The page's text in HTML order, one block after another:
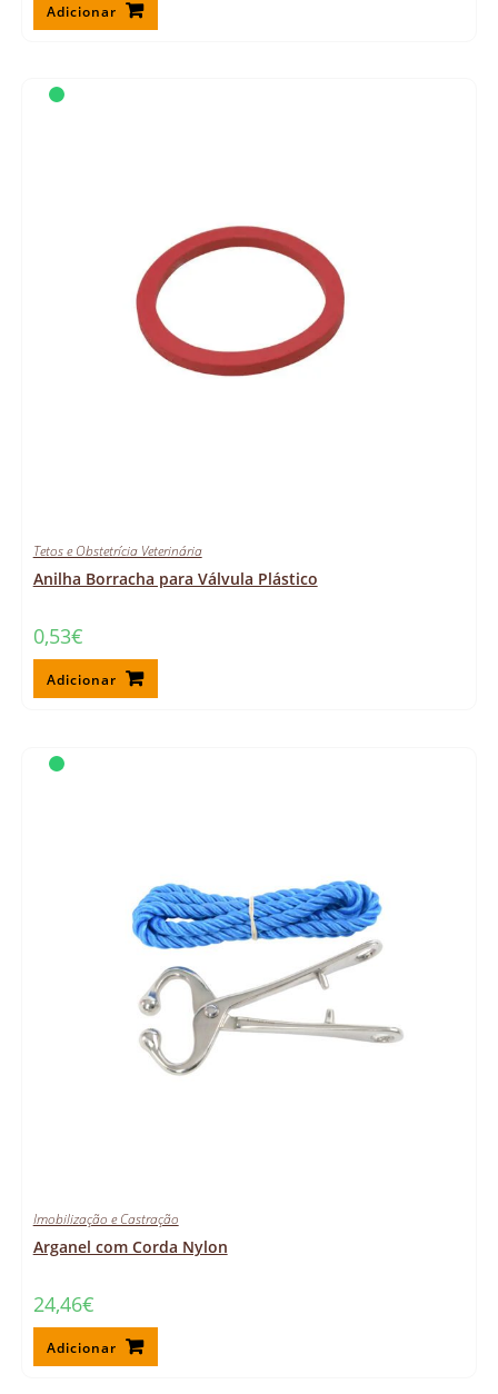
Adicionar
Tetos e Obstetrícia Veterinária
Anilha Borracha para Válvula Plástico
0,53€
Adicionar
Imobilização e Castração
Arganel com Corda Nylon
24,46€
Adicionar